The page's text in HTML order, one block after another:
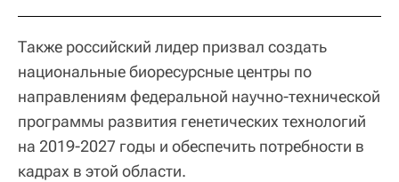
Также российский лидер призвал создать
национальные биоресурсные центры по
направлениям федеральной научно-технической
программы развития генетических технологий
на 2019-2027 годы и обеспечить потребности в
кадрах в этой области.